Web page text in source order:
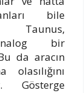
bile
Taunus,
bir
da aracın
olasılığını
Gösterge